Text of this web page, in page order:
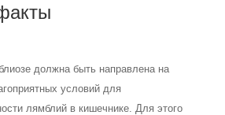
должна быть направлена на
условий для
лямблий в кишечнике. Для этого